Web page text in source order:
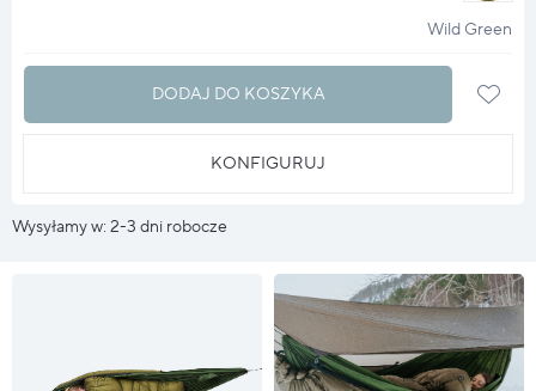
Wild Green
DODAJ DO KOSZYKA
KONFIGURUJ
Wysyłamy w: 2-3 dni robocze